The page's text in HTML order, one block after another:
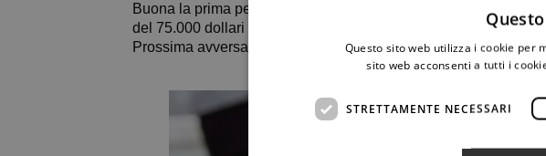
Buona la prima per 𝐀𝐧𝐚𝐬𝐭𝐚𝐬𝐢𝐚 𝐀𝐛𝐛𝐚𝐠𝐧𝐚𝐭𝐨 che prevale in 2
del 75.000 dollari sul rosso di Caserta.
Prossima avversaria, giovedì 6 giugno terzo match a partire
Questo sito web utilizza i cookie per
sito web acconsenti a tutti i
STRETTAMENTE NECESSARI